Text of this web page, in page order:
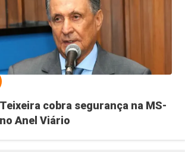
cobra segurança na MS-
Anel Viário